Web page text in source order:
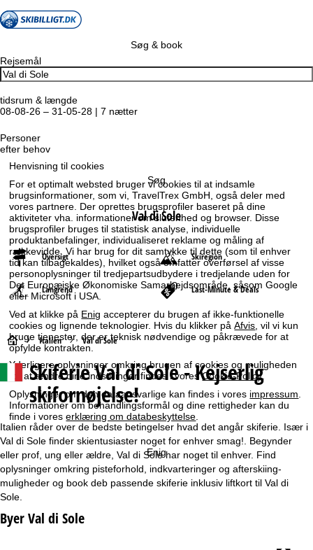
Henvisning til cookies
For et optimalt websted bruger vi cookies til at indsamle
brugsinformationer, som vi, TravelTrex GmbH, også deler med
vores partnere. Der oprettes brugsprofiler baseret på dine
aktiviteter vha. informationer om slutenhed og browser. Disse
brugsprofiler bruges til statistisk analyse, individuelle
produktanbefalinger, individualiseret reklame og måling af
rækkevidde. Vi har brug for dit samtykke til dette (som til enhver
tid kan tilbagekaldes), hvilket også omfatter overførsel af visse
personoplysninger til tredjepartsudbydere i tredjelande uden for
Det Europæiske Økonomiske Samarbejdsområde, såsom Google
eller Microsoft i USA.
Ved at klikke på Enig accepterer du brugen af ikke-funktionelle
cookies og lignende teknologier. Hvis du klikker påAfvis , vil vi kun
bruge tjenester, der er teknisk nødvendige og påkrævede for at
opfylde kontrakten.
Yderligere oplysninger omkring brugen af cookies og muligheden
for at ændre dine indstillinger findes i voresCookie-Policy.
Oplysninger om den dataansvarlige kan findes i vores impressum.
Informationer om behandlingsformål og dine rettigheder kan du
finde i voreserklæring om databeskyttelse.
Enig
Søg & book
Rejsemål
tidsrum & længde
08-08-26 – 31-05-28 | 7 nætter
Personer
efter behov
Søg
Val di Sole
Oversigt Skiregion
Langrend Last-Minute & Deals
S
t
a
r
t
s
Italien Val di Sole
Skiferie Val di Sole - Kejserlig
skifornøjelse!
Italien råder over de bedste betingelser hvad det angår skiferie. Især i
Val di Sole finder skientusiaster noget for enhver smag!. Begynder
eller prof, ung eller ældre, Val di Sole har noget til enhver. Find
oplysninger omkring pisteforhold, indkvarteringer og afterskiing-
muligheder og book deb passende skiferie inklusiv liftkort til Val di
Sole.
Byer Val di Sole